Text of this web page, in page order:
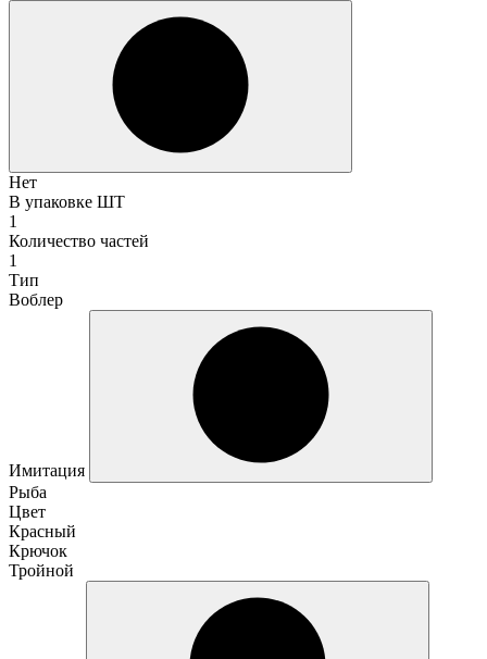
Нет
В упаковке ШТ
1
Количество частей
1
Тип
Воблер
Имитация
Рыба
Цвет
Красный
Крючок
Тройной